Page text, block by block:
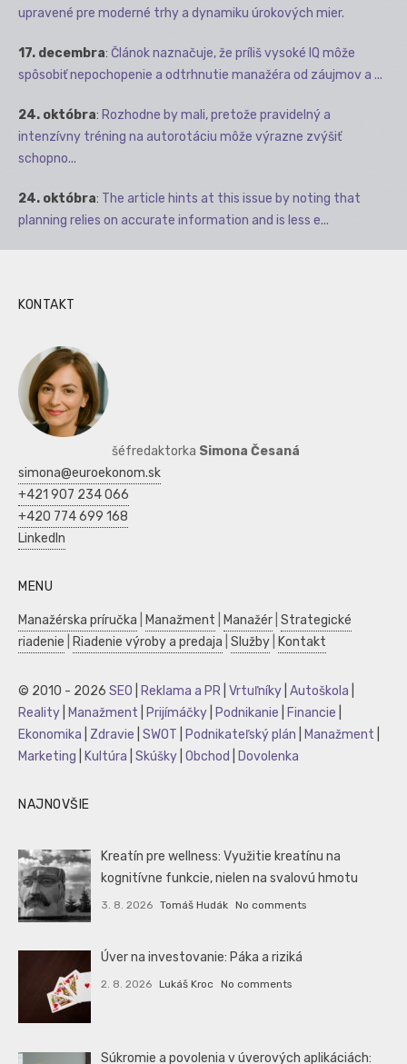
upravené pre moderné trhy a dynamiku úrokových mier.
17. decembra: Článok naznačuje, že príliš vysoké IQ môže
spôsobiť nepochopenie a odtrhnutie manažéra od záujmov a ...
24. októbra: Rozhodne by mali, pretože pravidelný a
intenzívny tréning na autorotáciu môže výrazne zvýšiť
schopno...
24. októbra: The article hints at this issue by noting that
planning relies on accurate information and is less e...
KONTAKT
šéfredaktorka Simona Česaná
simona@euroekonom.sk
+421 907 234 066
+420 774 699 168
LinkedIn
MENU
Manažérska príručka Manažment Manažér Strategické
riadenie
Riadenie výroby a predaja Služby Kontakt
© 2010 - 2026 SEO Reklama a PR Vrtuľníky Autoškola
Reality
Manažment Prijímáčky Podnikanie Financie
Ekonomika
Zdravie SWOT Podnikateľský plán Manažment
Marketing
Kultúra Skúšky Obchod Dovolenka
NAJNOVŠIE
Kreatín pre wellness: Využitie kreatínu na
kognitívne funkcie, nielen na svalovú hmotu
3. 8. 2026 Tomáš Hudák No comments
Úver na investovanie: Páka a riziká
2. 8. 2026 Lukáš Kroc No comments
Súkromie a povolenia v úverových aplikáciách: